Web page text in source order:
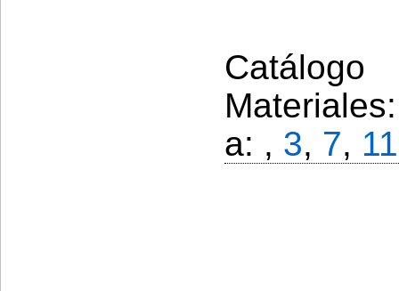
a: , 3, 7, 11